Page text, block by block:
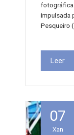
fotográfica
impulsada
Pesqueiro
Leer
07
Xan